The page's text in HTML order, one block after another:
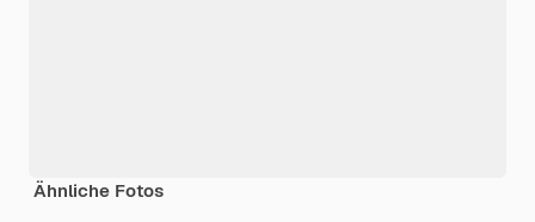
Ähnliche Fotos